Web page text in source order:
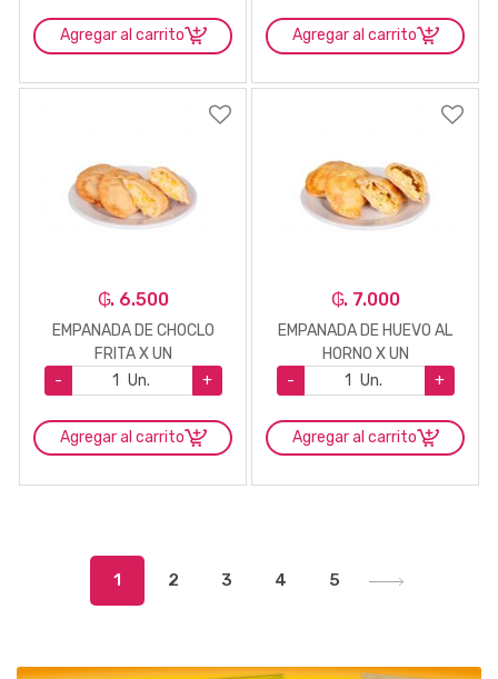
Agregar al carrito Agregar al carrito
₲. 6.500
EMPANADA DE CHOCLO
FRITA X UN
-
Un. +
Agregar al carrito
₲. 7.000
EMPANADA DE HUEVO AL
HORNO X UN
-
Un. +
Agregar al carrito
1 2 3 4 5